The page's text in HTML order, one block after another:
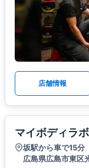
店舗情報
マイボディラ
坂駅から車で15分
広島県広島市東区